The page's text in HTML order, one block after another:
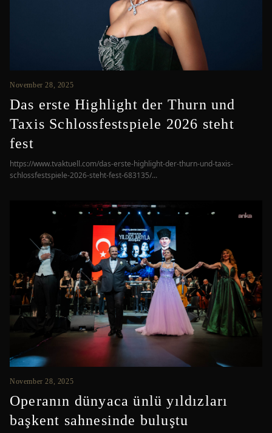
November 28, 2025
Das erste Highlight der Thurn und
Taxis Schlossfestspiele 2026 steht
fest
https://www.tvaktuell.com/das-erste-highlight-der-thurn-und-taxis-
schlossfestspiele-2026-steht-fest-683135/...
November 28, 2025
Operanın dünyaca ünlü yıldızları
başkent sahnesinde buluştu